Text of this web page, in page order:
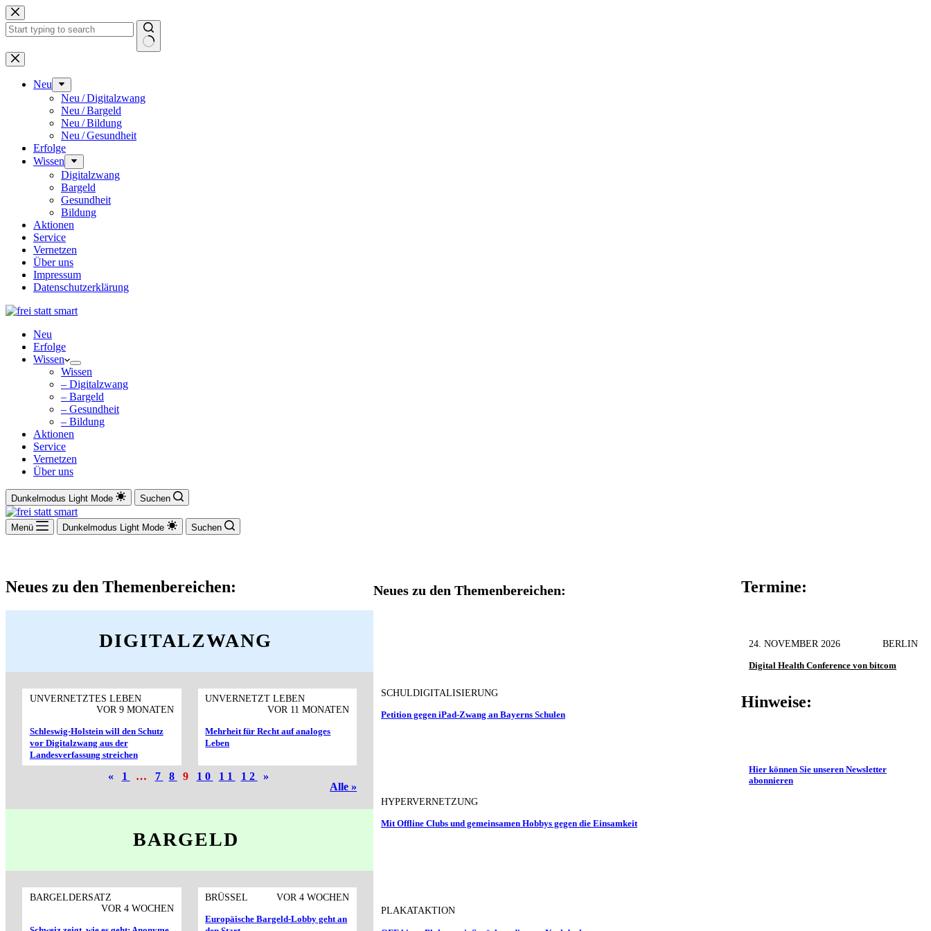
Zum
Inhalt
springen
Keine
Ergebnisse
Neu
Neu / Digitalzwang
Neu / Bargeld
Neu / Bildung
Neu / Gesundheit
Erfolge
Wissen
Digitalzwang
Bargeld
Gesundheit
Bildung
Aktionen
Service
Vernetzen
Über uns
Impressum
Datenschutz­erklärung
Neu
Erfolge
Wissen
Wissen
– Digitalzwang
– Bargeld
– Gesundheit
– Bildung
Aktionen
Service
Vernetzen
Über uns
Dunkelmodus Light Mode Suchen
Menü Dunkelmodus Light Mode Suchen
Neues zu den Themenbereichen:
DIGITALZWANG
UNVERNETZTES LEBEN
VOR 9 MONATEN
Schleswig-Holstein will den Schutz
vor Digitalzwang aus der
Landesverfassung streichen
UNVERNETZT LEBEN
VOR 11 MONATEN
Mehrheit für Recht auf analoges
Leben
« 1 … 7 8 9 10 11 12
»
Alle »
BARGELD
BARGELDERSATZ
VOR 4 WOCHEN
BRÜSSEL VOR 4 WOCHEN
Europäische Bargeld-Lobby geht an
Neues zu den Themenbereichen:
SCHULDIGITALISIERUNG
Petition gegen iPad-Zwang an Bayerns Schulen
HYPERVERNETZUNG
Mit Offline Clubs und gemeinsamen Hobbys gegen die Einsamkeit
PLAKATAKTION
Termine:
24. NOVEMBER 2026 BERLIN
Digital Health Conference von bitcom
Hinweise:
Hier können Sie unseren Newsletter
abonnieren